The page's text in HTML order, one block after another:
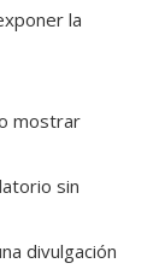
la
mostrar
sin
divulgación